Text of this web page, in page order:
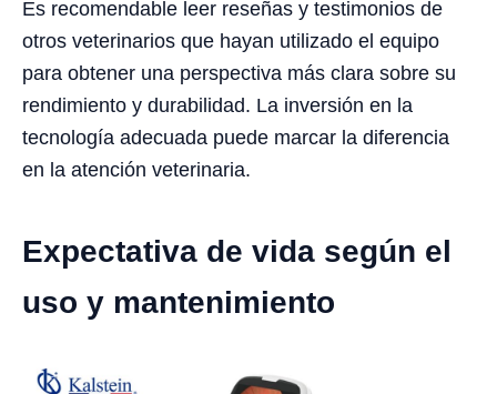
Es recomendable leer reseñas y testimonios de
otros veterinarios que hayan utilizado el equipo
para obtener una perspectiva más clara sobre su
rendimiento y durabilidad. La inversión en la
tecnología adecuada puede marcar la diferencia
en la atención veterinaria.
Expectativa de vida según el
uso y mantenimiento